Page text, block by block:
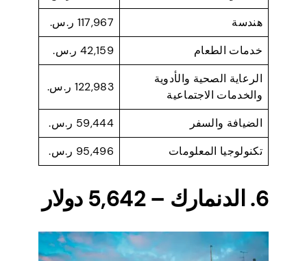
هندسة
117,967 ر.س.
خدمات الطعام
42,159 ر.س.
الرعاية الصحية والأدوية
والخدمات الاجتماعية
122,983 ر.س.
الضيافة والسفر
59,444 ر.س.
تكنولوجيا المعلومات
95,496 ر.س.
6. الدنمارك – 5,642 دولار